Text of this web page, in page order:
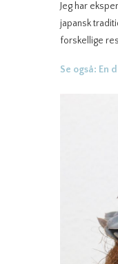
Jeg har
japansk
forskellige
Se også: En